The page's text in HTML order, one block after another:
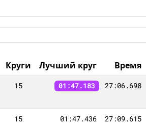
Круги Лучший круг Время
15 01:47.183 27:06.698
15 01:47.436 27:09.615